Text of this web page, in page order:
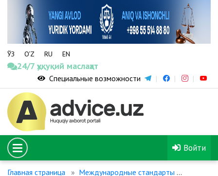
ЎЗ O‘Z RU EN
24/7 ҳуқуқий маслаҳат
Специальные возможности
Войти
Главная страница Международные стандарты